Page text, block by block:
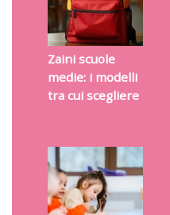
Zaini scuole
medie: i modelli
tra cui scegliere